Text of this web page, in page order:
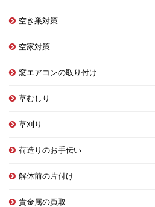
空き巣対策
空家対策
窓エアコンの取り付け
草むしり
草刈り
荷造りのお手伝い
解体前の片付け
貴金属の買取